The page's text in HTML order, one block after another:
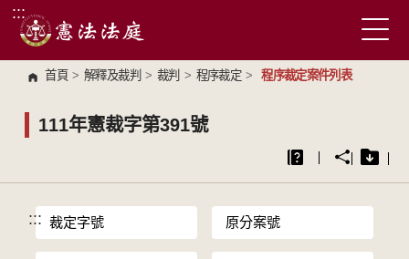
跳到主要內容區塊
:::
首頁 > 解釋及裁判 > 裁判 > 程序裁定 > 程序裁定案件列表
111年憲裁字第391號
::: 裁定字號 原分案號